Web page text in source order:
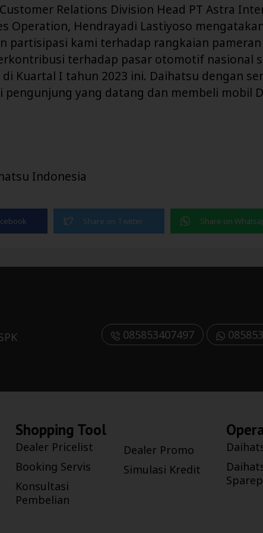
Relations Division Head PT Astra
Operation, Hendrayadi Lastiyoso
partisipasi kami terhadap rangkaian
terhadap pasar otomotif nasional
Kuartal I tahun 2023 ini. Daihatsu dengan
pengunjung yang datang dan membeli mobil
Indonesia
085853407497
Shopping Tool
Dealer Pricelist
Booking Servis
Konsultasi
Pembelian
Dealer Promo
Simulasi Kredit